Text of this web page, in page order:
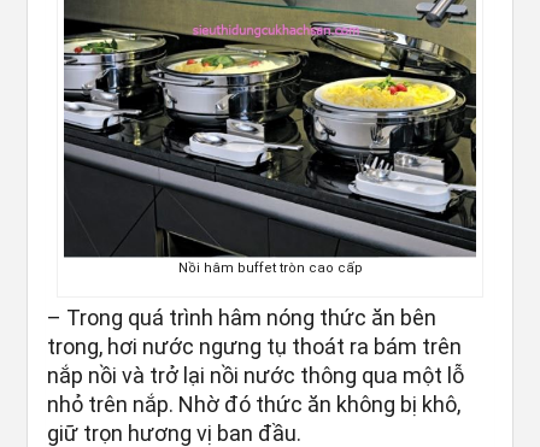
Nồi hâm buffet tròn cao cấp
– Trong quá trình hâm nóng thức ăn bên
trong, hơi nước ngưng tụ thoát ra bám trên
nắp nồi và trở lại nồi nước thông qua một lỗ
nhỏ trên nắp. Nhờ đó thức ăn không bị khô,
giữ trọn hương vị ban đầu.